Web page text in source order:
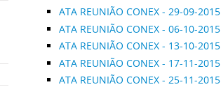
ATA REUNIÃO CONEX - 29-09-2015
ATA REUNIÃO CONEX - 06-10-2015
ATA REUNIÃO CONEX - 13-10-2015
ATA REUNIÃO CONEX - 17-11-2015
ATA REUNIÃO CONEX - 25-11-2015